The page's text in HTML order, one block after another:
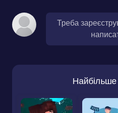
Треба
Найбільше